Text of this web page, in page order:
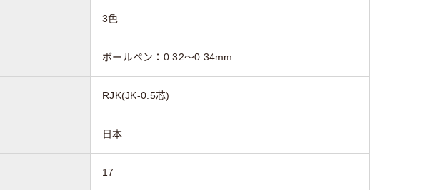
3色
ボールペン：0.32～0.34mm
RJK(JK-0.5芯)
日本
17